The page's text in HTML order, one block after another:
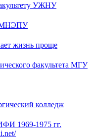
УЖНУ
МНЭПУ
жизнь проще
факультета МГУ
колледж
1969-1975 гг.